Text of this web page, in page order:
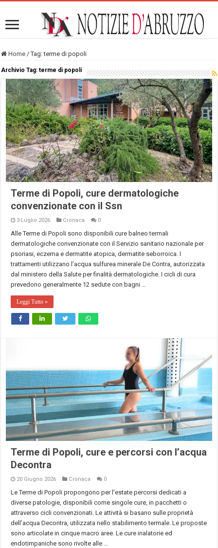
Home / Tag:terme di popoli
Archivio Tag:terme di popoli
Terme di Popoli, cure dermatologiche
convenzionate con il Ssn
3 Luglio 2026 Cronaca 0
Alle Terme di Popoli sono disponibili cure balneo termali
dermatologiche convenzionate con il Servizio sanitario nazionale per
psoriasi, eczema e dermatite atopica, dermatite seborroica. I
trattamenti utilizzano l’acqua sulfurea minerale De Contra, autorizzata
dal ministero della Salute per finalità dermatologiche. I cicli di cura
prevedono generalmente 12 sedute con bagni …
Leggi Tutto »
Terme di Popoli, cure e percorsi con l’acqua
Decontra
20 Giugno 2026 Cronaca 0
Le Terme di Popoli propongono per l’estate percorsi dedicati a
diverse patologie, disponibili come singole cure, in pacchetti o
attraverso cicli convenzionati. Le attività si basano sulle proprietà
dell’acqua Decontra, utilizzata nello stabilimento termale. Le proposte
sono articolate in cinque macro aree. Le cure inalatorie ed
endotimpaniche sono rivolte alle …